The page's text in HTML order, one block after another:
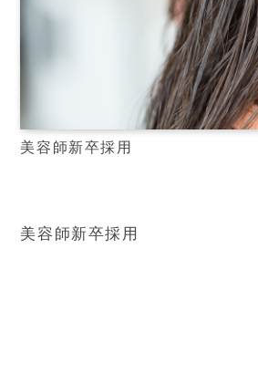
美容師新卒採用
美容師新卒採用